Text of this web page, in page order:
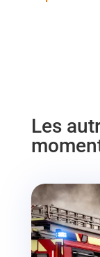
Les